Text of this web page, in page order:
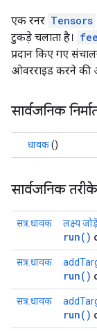
एक रनर Tensors
टुकड़े चलाता है।
प्रदान किए गए
ओवरराइड करने की
सार्वजनिक
धावक()
सार्वजनिक तरीके
सत्र.धावक लक्ष्य
run()
सत्र.धावक
run()
सत्र.धावक
run()